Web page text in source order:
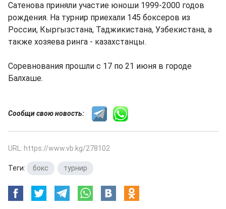
Сатенова приняли участие юноши 1999-2000 годов
рождения. На турнир приехали 145 боксеров из
России, Кыргызстана, Таджикистана, Узбекистана, а
также хозяева ринга - казахстанцы.
Соревнования прошли с 17 по 21 июня в городе
Балхаше.
Сообщи свою новость:
URL: https://www.vb.kg/278102
Теги: бокс турнир